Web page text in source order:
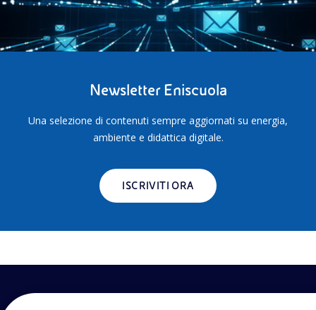
Newsletter Eniscuola
Una selezione di contenuti sempre aggiornati su energia,
ambiente e didattica digitale.
ISCRIVITI ORA